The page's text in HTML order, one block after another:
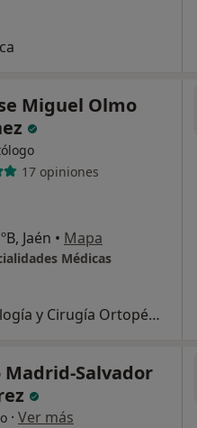
Miguel Olmo
17 opiniones
Jaén • Mapa
Médicas
Primera visita Traumatología y Cirugía Ortopédica
Madrid-Salvador
· Ver más